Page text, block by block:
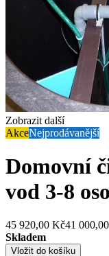
Zobrazit další
AkceNejprodávanější
Domovní
vod 3-8
45 920,00 Kč41
Skladem
Vložit do košíku